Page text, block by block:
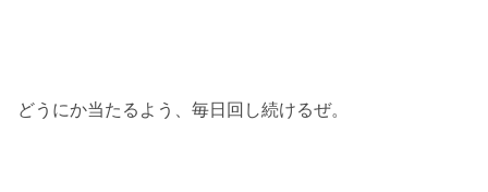
どうにか当たるよう、毎日回し続けるぜ。